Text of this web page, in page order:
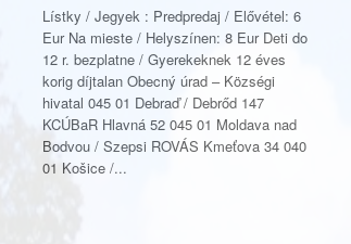
Lístky / Jegyek : Predpredaj / Elővétel: 6
Eur Na mieste / Helyszínen: 8 Eur Deti do
12 r. bezplatne / Gyerekeknek 12 éves
korig díjtalan Obecný úrad – Községi
hivatal 045 01 Debraď / Debrőd 147
KCÚBaR Hlavná 52 045 01 Moldava nad
Bodvou / Szepsi ROVÁS Kmeťova 34 040
01 Košice /...